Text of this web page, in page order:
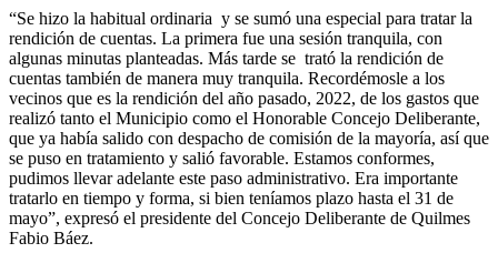
“Se hizo la habitual ordinaria y se sumó una especial para tratar la
rendición de cuentas. La primera fue una sesión tranquila, con
algunas minutas planteadas. Más tarde se trató la rendición de
cuentas también de manera muy tranquila. Recordémosle a los
vecinos que es la rendición del año pasado, 2022, de los gastos que
realizó tanto el Municipio como el Honorable Concejo Deliberante,
que ya había salido con despacho de comisión de la mayoría, así que
se puso en tratamiento y salió favorable. Estamos conformes,
pudimos llevar adelante este paso administrativo. Era importante
tratarlo en tiempo y forma, si bien teníamos plazo hasta el 31 de
mayo”, expresó el presidente del Concejo Deliberante de Quilmes
Fabio Báez.